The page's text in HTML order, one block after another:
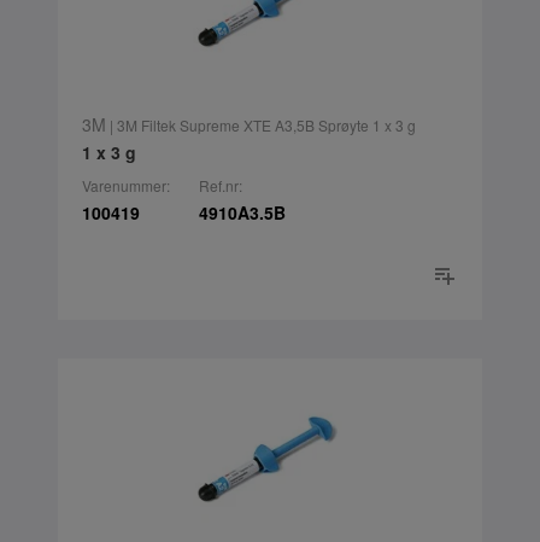
3M | 3M Filtek Supreme XTE A3,5B Sprøyte 1 x 3 g
1 x 3 g
Varenummer:
100419
Ref.nr:
4910A3.5B